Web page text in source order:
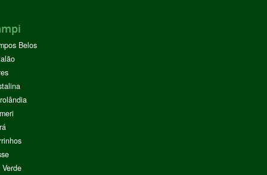
Belos